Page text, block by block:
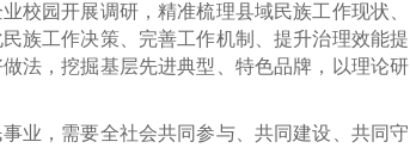
校园开展调研，精准梳理县域民族工作现状、
族工作决策、完善工作机制、提升治理效能提
法，挖掘基层先进典型、特色品牌，以理论研
业，需要全社会共同参与、共同建设、共同守